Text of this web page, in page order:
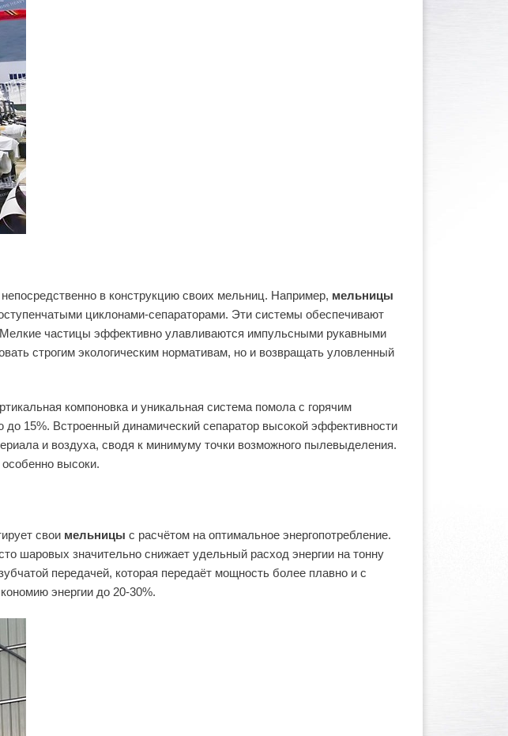
в конструкцию своих мельниц. Например, мельницы
циклонами-сепараторами. Эти системы обеспечивают
частицы эффективно улавливаются импульсными рукавными
строгим экологическим нормативам, но и возвращать уловленный
компоновка и уникальная система помола с горячим
15%. Встроенный динамический сепаратор высокой эффективности
и воздуха, сводя к минимуму точки возможного пылевыделения.
высоки.
свои мельницы с расчётом на оптимальное энергопотребление.
шаровых значительно снижает удельный расход энергии на тонну
передачей, которая передаёт мощность более плавно и с
энергии до 20-30%.